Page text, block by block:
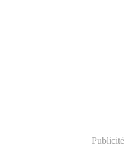
Publicité